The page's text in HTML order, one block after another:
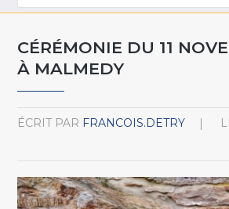
CÉRÉMONIE DU 11
À MALMEDY
ÉCRIT PAR FRANCOIS.DETRY